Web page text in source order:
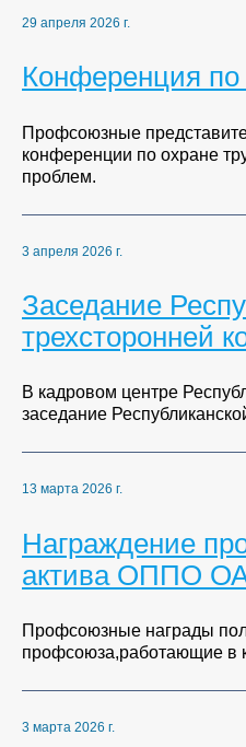
29 апреля 2026 г.
Конференция по
Профсоюзные
конференции по охране
проблем.
3 апреля 2026 г.
Заседание
трехсторонней
В кадровом центре
заседание
13 марта 2026 г.
Награждение
актива ОППО
Профсоюзные награды
профсоюза,работающие в
3 марта 2026 г.